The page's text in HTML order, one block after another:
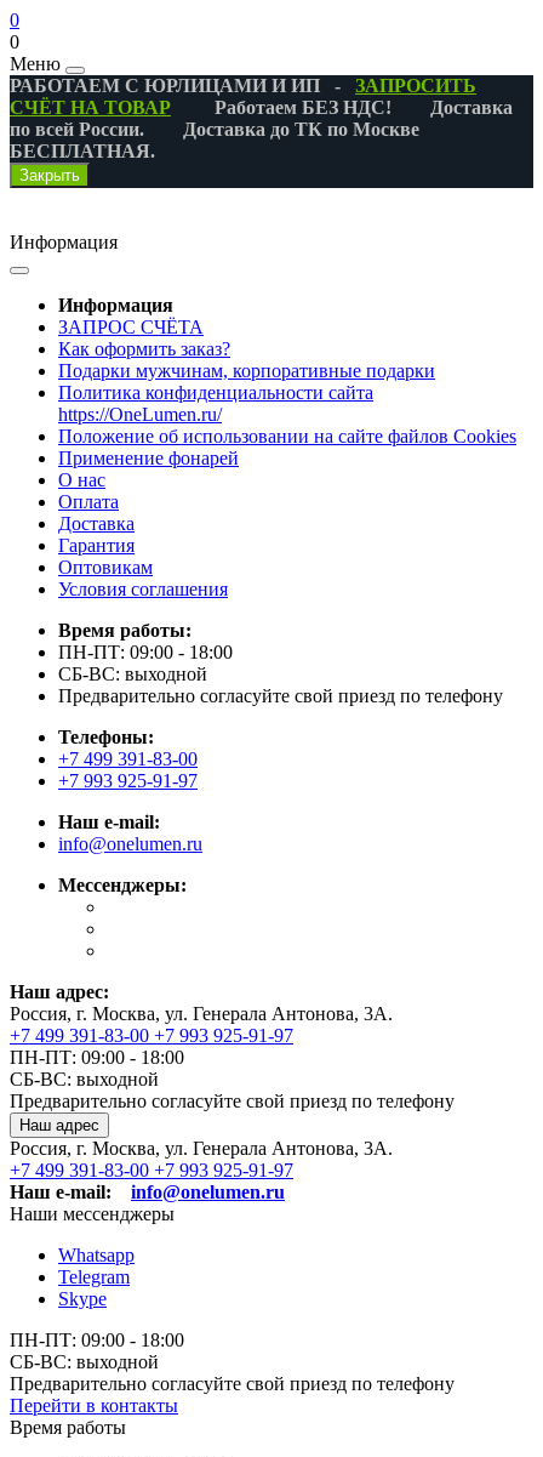
0
0
Меню
РАБОТАЕМ С ЮРЛИЦАМИ И ИП - ЗАПРОСИТЬ
СЧЁТ НА ТОВАР Работаем БЕЗ НДС! Доставка
по всей России. Доставка до ТК по Москве
БЕСПЛАТНАЯ.
Закрыть
Информация
Информация
ЗАПРОС СЧЁТА
Как оформить заказ?
Подарки мужчинам, корпоративные подарки
Политика конфиденциальности сайта
https://OneLumen.ru/
Положение об использовании на сайте файлов Cookies
Применение фонарей
О нас
Оплата
Доставка
Гарантия
Оптовикам
Условия соглашения
Время работы:
ПН-ПТ: 09:00 - 18:00
СБ-ВС: выходной
Предварительно согласуйте свой приезд по телефону
Телефоны:
+7 499 391-83-00
+7 993 925-91-97
Наш e-mail:
info@onelumen.ru
Мессенджеры:
Наш адрес:
Россия, г. Москва, ул. Генерала Антонова, 3А.
+7 499 391-83-00 +7 993 925-91-97
ПН-ПТ: 09:00 - 18:00
СБ-ВС: выходной
Предварительно согласуйте свой приезд по телефону
Наш адрес
Россия, г. Москва, ул. Генерала Антонова, 3А.
+7 499 391-83-00 +7 993 925-91-97
Наш e-mail:
info@onelumen.ru
Наши мессенджеры
Whatsapp
Telegram
Skype
ПН-ПТ: 09:00 - 18:00
СБ-ВС: выходной
Предварительно согласуйте свой приезд по телефону
Перейти в контакты
Время работы